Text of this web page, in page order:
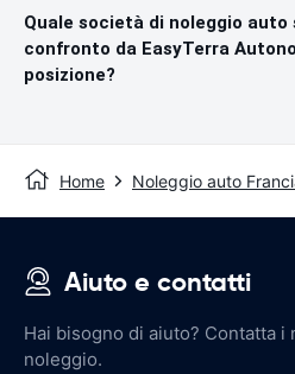
Quale società di noleggio auto
confronto da EasyTerra
posizione?
Home Noleggio auto
Aiuto e contatti
Hai bisogno di aiuto? Contatta
noleggio.